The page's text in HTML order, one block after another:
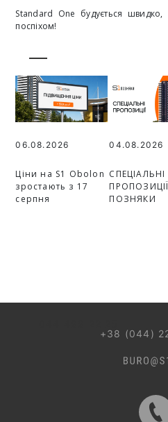
Standard One будується
поспіхом!
06.08.2026
Ціни на S1 Obolon
зростають з 17
серпня
04.08.2026
СПЕЦІАЛЬНІ
ПРОПОЗИЦІЇ
ПОЗНЯКИ
+38 (044)